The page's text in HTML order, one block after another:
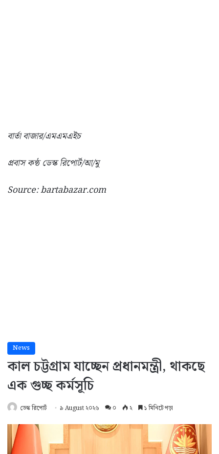
বার্তা বাজার/এমএমএইচ
প্রবাস কন্ঠ ডেস্ক রিপোর্ট/আ/মু
Source: bartabazar.com